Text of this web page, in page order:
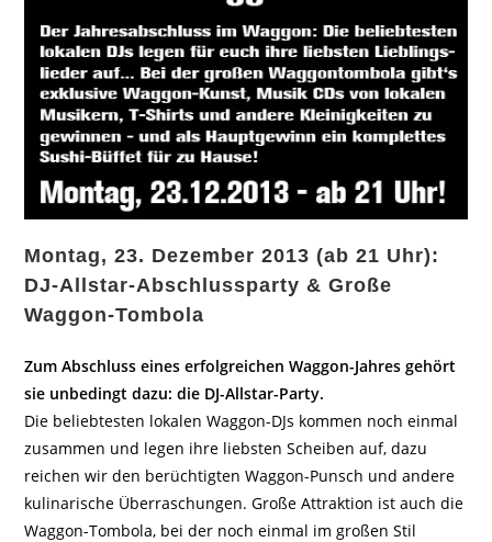
Montag, 23. Dezember 2013 (ab 21 Uhr):
DJ-Allstar-Abschlussparty & Große
Waggon-Tombola
Zum Abschluss eines erfolgreichen Waggon-Jahres gehört
sie unbedingt dazu: die DJ-Allstar-Party.
Die beliebtesten lokalen Waggon-DJs kommen noch einmal
zusammen und legen ihre liebsten Scheiben auf, dazu
reichen wir den berüchtigten Waggon-Punsch und andere
kulinarische Überraschungen. Große Attraktion ist auch die
Waggon-Tombola, bei der noch einmal im großen Stil